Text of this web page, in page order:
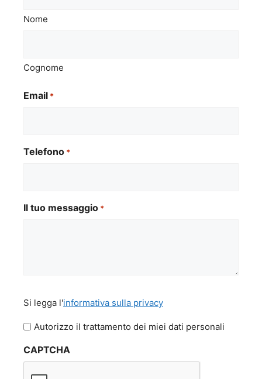
Nome
Cognome
Email *
Telefono *
Il tuo messaggio *
legga
l'informativa
privacy
Si legga l'informativa sulla privacy
Autorizzo il trattamento dei miei dati personali
CAPTCHA